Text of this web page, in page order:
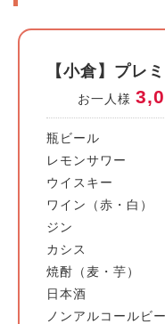
【小倉】プレ
お一人様
瓶ビール
レモンサワー
ウイスキー
ワイン（赤・白）
ジン
カシス
焼酎（麦・芋）
日本酒
ノンアルコールビ